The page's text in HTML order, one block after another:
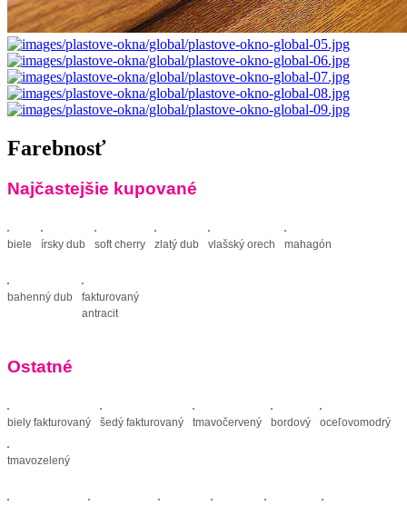
Farebnosť
Najčastejšie kupované
biele írsky dub soft cherry zlatý dub vlašský orech mahagón
bahenný dub
fakturovaný
antracit
Ostatné
biely fakturovaný šedý fakturovaný tmavočervený bordový oceľovomodrý
tmavozelený